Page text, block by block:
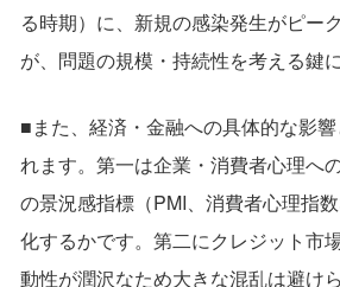
る時期）に、新規の感染発生がピー
が、問題の規模・持続性を考える鍵
■また、経済・金融への具体的な影
れます。第一は企業・消費者心理へ
の景況感指標（PMI、消費者心理指
化するかです。第二にクレジット市
動性が潤沢なため大きな混乱は避け